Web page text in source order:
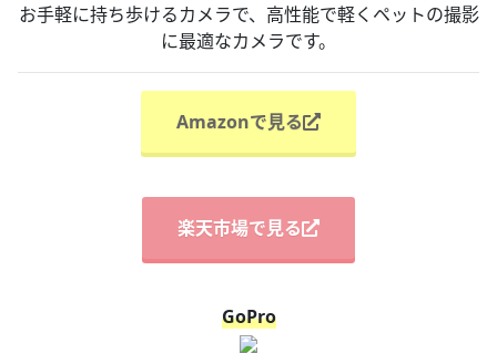
お手軽に持ち歩けるカメラで、高性能で軽くペットの撮影
に最適なカメラです。
Amazonで見る
楽天市場で見る
GoPro